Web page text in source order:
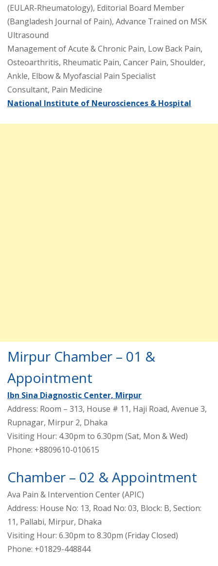
(EULAR-Rheumatology), Editorial Board Member
(Bangladesh Journal of Pain), Advance Trained on MSK
Ultrasound
Management of Acute & Chronic Pain, Low Back Pain,
Osteoarthritis, Rheumatic Pain, Cancer Pain, Shoulder,
Ankle, Elbow & Myofascial Pain Specialist
Consultant, Pain Medicine
National Institute of Neurosciences & Hospital
Mirpur Chamber – 01 &
Appointment
Ibn Sina Diagnostic Center, Mirpur
Address: Room – 313, House # 11, Haji Road, Avenue 3,
Rupnagar, Mirpur 2, Dhaka
Visiting Hour: 4.30pm to 6.30pm (Sat, Mon & Wed)
Phone: +8809610-010615
Chamber – 02 & Appointment
Ava Pain & Intervention Center (APIC)
Address: House No: 13, Road No: 03, Block: B, Section:
11, Pallabi, Mirpur, Dhaka
Visiting Hour: 6.30pm to 8.30pm (Friday Closed)
Phone: +01829-448844